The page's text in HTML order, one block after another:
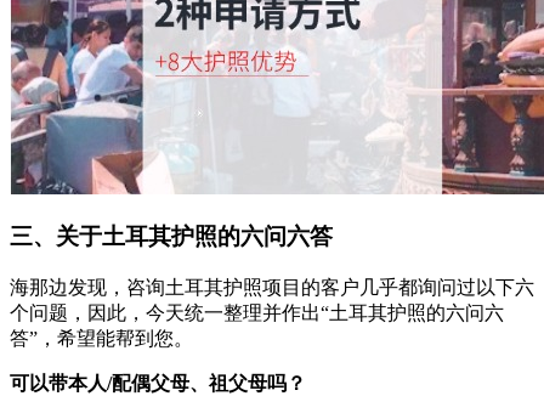
三、关于土耳其护照的六问六答
海那边发现，咨询土耳其护照项目的客户几乎都询问过以下六
个问题，因此，今天统一整理并作出“土耳其护照的六问六
答”，希望能帮到您。
可以带本人/配偶父母、祖父母吗？